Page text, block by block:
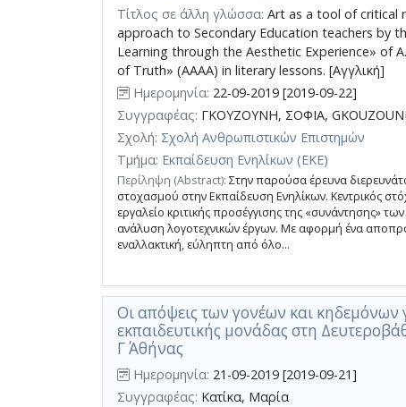
Τίτλος σε άλλη γλώσσα: Art as a tool of critical
approach to Secondary Education teachers by
Learning through the Aesthetic Experience» of
of Truth» (ΑΑΑΑ) in literary lessons. [Αγγλική]
Ημερομηνία: 22-09-2019 [2019-09-22]
Συγγραφέας: ΓΚΟΥΖΟΥΝΗ, ΣΟΦΙΑ,
Σχολή: Σχολή Ανθρωπιστικών Επιστημών
Τμήμα: Εκπαίδευση Ενηλίκων (ΕΚΕ)
Περίληψη (Abstract): Στην παρούσα έρευνα
στοχασμού στην Εκπαίδευση Ενηλίκων. Κεντρικός
εργαλείο κριτικής προσέγγισης της «συνάντησης»
ανάλυση λογοτεχνικών έργων. Με αφορμή ένα
εναλλακτική, εύληπτη από όλο...
Οι απόψεις των γονέων και κηδεμόνων
εκπαιδευτικής μονάδας στη
Γ΄ Αθήνας
Ημερομηνία: 21-09-2019 [2019-09-21]
Συγγραφέας: Κατίκα, Μαρία